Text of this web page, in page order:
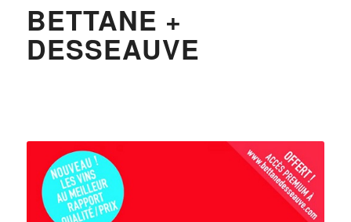
BETTANE +
DESSEAUVE